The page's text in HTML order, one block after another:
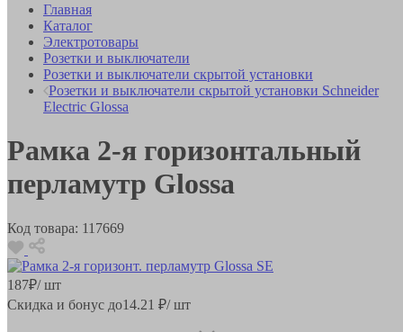
Главная
Каталог
Электротовары
Розетки и выключатели
Розетки и выключатели скрытой установки
Розетки и выключатели скрытой установки Schneider
Electric Glossa
Рамка 2-я горизонтальный
перламутр Glossa
Код товара: 117669
187₽/ шт
Скидка и бонус до14.21 ₽/ шт